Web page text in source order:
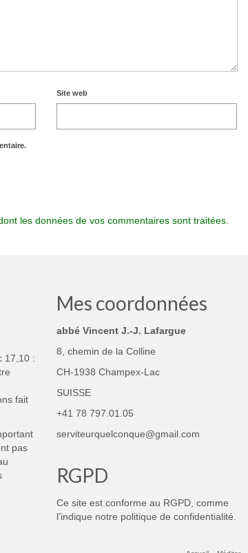
Site web
les données de vos commentaires sont traitées
17,10 :
fait
pas
Mes coordonnées
abbé Vincent J.-J. Lafargue
8, chemin de la Colline
CH-1938 Champex-Lac
SUISSE
+41 78 797.01.05
serviteurquelconque@gmail.com
RGPD
Ce site est conforme au RGPD, comme
l’indique notre politique de confidentialité